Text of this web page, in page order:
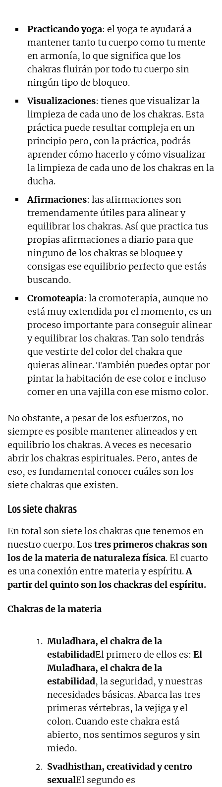
Practicando yoga: el yoga te ayudará a
mantener tanto tu cuerpo como tu mente
en armonía, lo que significa que los
chakras fluirán por todo tu cuerpo sin
ningún tipo de bloqueo.
Visualizaciones: tienes que visualizar la
limpieza de cada uno de los chakras. Esta
práctica puede resultar compleja en un
principio pero, con la práctica, podrás
aprender cómo hacerlo y cómo visualizar
la limpieza de cada uno de los chakras en la
ducha.
Afirmaciones: las afirmaciones son
tremendamente útiles para alinear y
equilibrar los chakras. Así que practica tus
propias afirmaciones a diario para que
ninguno de los chakras se bloquee y
consigas ese equilibrio perfecto que estás
buscando.
Cromoteapia: la cromoterapia, aunque no
está muy extendida por el momento, es un
proceso importante para conseguir alinear
y equilibrar los chakras. Tan solo tendrás
que vestirte del color del chakra que
quieras alinear. También puedes optar por
pintar la habitación de ese color e incluso
comer en una vajilla con ese mismo color.
No obstante, a pesar de los esfuerzos, no
siempre es posible mantener alineados y en
equilibrio los chakras. A veces es necesario
abrir los chakras espirituales. Pero, antes de
eso, es fundamental conocer cuáles son los
siete chakras que existen.
Los siete chakras
En total son siete los chakras que tenemos en
nuestro cuerpo. Los tres primeros chakras son
los de la materia de naturaleza física. El cuarto
es una conexión entre materia y espíritu.A
partir del quinto son los chackras del espíritu.
Chakras de la materia
Muladhara, el chakra de la
estabilidadEl primero de ellos es: El
Muladhara, el chakra de la
estabilidad, la seguridad, y nuestras
necesidades básicas. Abarca las tres
primeras vértebras, la vejiga y el
colon. Cuando este chakra está
abierto, nos sentimos seguros y sin
miedo.
Svadhisthan, creatividad y centro
sexualEl segundo es